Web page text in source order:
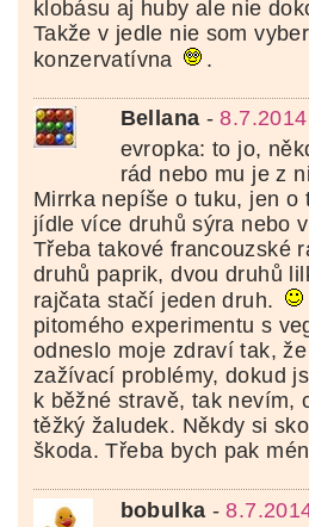
klobásu aj huby ale nie
Takže v jedle nie som
konzervatívna
.
Bellana -
evropka: to jo,
rád nebo mu je z
Mirrka nepíše o tuku, jen o
jídle více druhů sýra nebo
Třeba takové francouzské
druhů paprik, dvou druhů
rajčata stačí jeden druh.
pitomého experimentu s
odneslo moje zdraví tak,
zažívací problémy, dokud
k běžné stravě, tak nevím,
těžký žaludek. Někdy si
škoda. Třeba bych pak
bobulka -